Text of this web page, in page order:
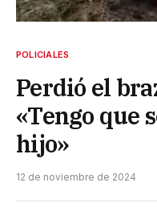
POLICIALES
Perdió el
«Tengo que
hijo»
12 de noviembre de 2024